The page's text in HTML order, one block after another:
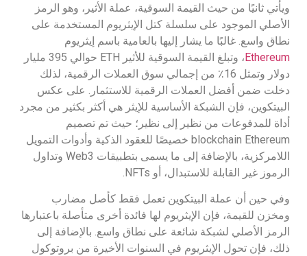
ويأتي ثانيًا من حيث القيمة السوقية، عملة الأثير، وهو الرمز
الأصلي الموجود على سلسلة كتل الإيثريوم المستخدمة على
نطاق واسع. غالبًا ما يشار إليها بالعامية باسم إيثريوم
Ethereum
، وتبلغ القيمة السوقية للأثير ETH حوالي 395 مليار
دولار وتمثل 16٪ من إجمالي سوق العملات الرقمية، لذلك
دخلت ضمن أفضل العملات الرقمية للاستثمار. على عكس
البيتكوين، فإن الشبكة الأساسية للإيثر هي أكثر بكثير من مجرد
أداة للمدفوعات من نظير إلى نظير؛ حيث تم تصميم
blockchain Ethereum خصيصًا للعقود الذكية وأدوات التمويل
اللامركزية، بالإضافة إلى ما يسمى بتطبيقات Web3 وتداول
الرموز غير القابلة للاستبدال، أو NFTs.
وفي حين أن عملة البيتكوين تعمل فقط كأصل مضارب
ومخزن للقيمة، فإن الإيثريوم لها فائدة أخرى متأصلة باعتبارها
الرمز الأصلي لشبكة شائعة على نطاق واسع. بالإضافة إلى
ذلك، فإن تحول الإيثريوم في السنوات الأخيرة من بروتوكول